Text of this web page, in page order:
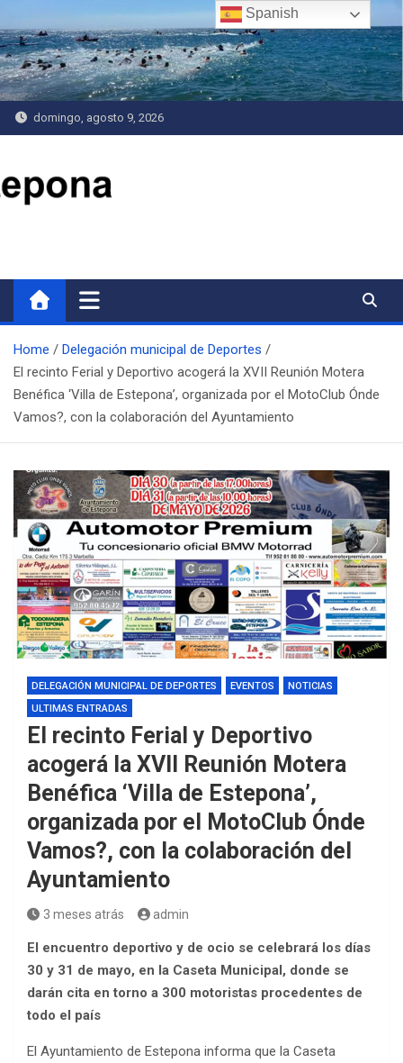
al
contenido
domingo, agosto 9, 2026
Home
Delegación municipal de Deportes
El recinto Ferial y Deportivo acogerá la XVII Reunión Motera
Benéfica ‘Villa de Estepona’, organizada por el MotoClub Ónde
Vamos?, con la colaboración del Ayuntamiento
DELEGACIÓN MUNICIPAL DE DEPORTES EVENTOS
NOTICIAS
ULTIMAS ENTRADAS
El recinto Ferial y Deportivo
acogerá la XVII Reunión Motera
Benéfica ‘Villa de Estepona’,
organizada por el MotoClub Ónde
Vamos?, con la colaboración del
Ayuntamiento
3 meses atrás admin
El encuentro deportivo y de ocio se celebrará los días
30 y 31 de mayo, en la Caseta Municipal, donde se
darán cita en torno a 300 motoristas procedentes de
todo el país
El Ayuntamiento de Estepona informa que la Caseta
Spanish